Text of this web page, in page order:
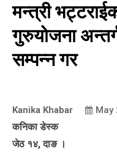
मन्त्री
गुरुयोजना
सम्पन्न गर
Kanika Khabar May
कनिका डेस्क
जेठ १४, दाङ ।